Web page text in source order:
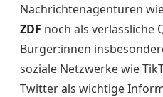
Nachrichtenagenturen
ZDF noch als verlässliche
Bürger:innen
soziale Netzwerke wie
Twitter als wichtige